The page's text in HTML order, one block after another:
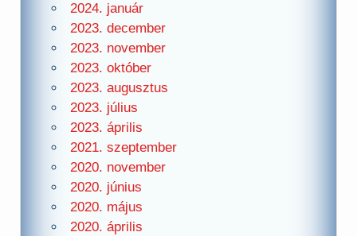
2024. január
2023. december
2023. november
2023. október
2023. augusztus
2023. július
2023. április
2021. szeptember
2020. november
2020. június
2020. május
2020. április